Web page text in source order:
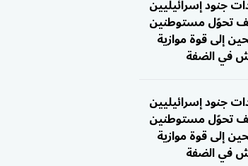
جنود إسرائيليين
تحوّل مستوطنين
إلى قوة موازية
في الضفة
جنود إسرائيليين
تحوّل مستوطنين
إلى قوة موازية
في الضفة